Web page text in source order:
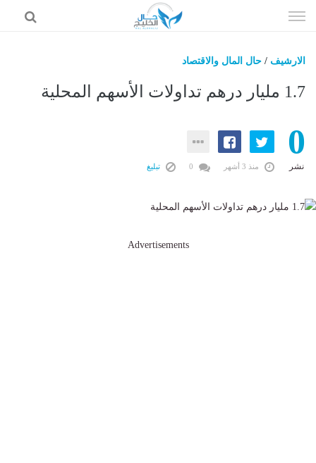
الى
الارشيف / حال المال والاقتصاد
1.7 مليار درهم تداولات الأسهم المحلية
0
نشر منذ 3 أشهر تبليغ
Advertisements
حال السعودية